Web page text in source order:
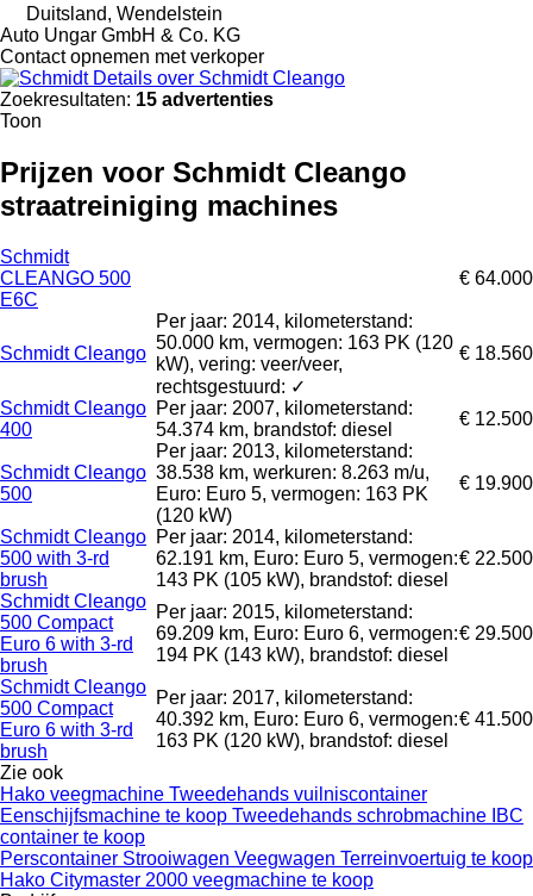
Duitsland, Wendelstein
Auto Ungar GmbH & Co. KG
Contact opnemen met verkoper
Details over Schmidt Cleango
Zoekresultaten: 15 advertenties
Toon
Prijzen voor Schmidt Cleango
straatreiniging machines
Schmidt
CLEANGO 500
E6C
€ 64.000
Schmidt Cleango
Per jaar: 2014, kilometerstand:
50.000 km, vermogen: 163 PK (120
kW), vering: veer/veer,
rechtsgestuurd: ✓
€ 18.560
Schmidt Cleango
400
Per jaar: 2007, kilometerstand:
54.374 km, brandstof: diesel
€ 12.500
Schmidt Cleango
500
Per jaar: 2013, kilometerstand:
38.538 km, werkuren: 8.263 m/u,
Euro: Euro 5, vermogen: 163 PK
(120 kW)
€ 19.900
Schmidt Cleango
500 with 3-rd
brush
Per jaar: 2014, kilometerstand:
62.191 km, Euro: Euro 5, vermogen:
143 PK (105 kW), brandstof: diesel
€ 22.500
Schmidt Cleango
500 Compact
Euro 6 with 3-rd
brush
Per jaar: 2015, kilometerstand:
69.209 km, Euro: Euro 6, vermogen:
194 PK (143 kW), brandstof: diesel
€ 29.500
Schmidt Cleango
500 Compact
Euro 6 with 3-rd
brush
Per jaar: 2017, kilometerstand:
40.392 km, Euro: Euro 6, vermogen:
163 PK (120 kW), brandstof: diesel
€ 41.500
Zie ook
Hako veegmachine Tweedehands vuilniscontainer
Eenschijfsmachine te koop Tweedehands schrobmachine IBC
container te koop
Perscontainer Strooiwagen Veegwagen Terreinvoertuig te koop
Hako Citymaster 2000 veegmachine te koop